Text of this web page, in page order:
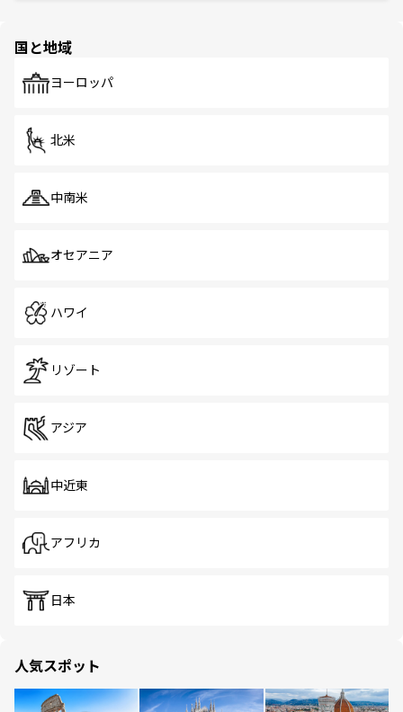
で、ホーカーズは地元の風情を楽しめる外せないスポット
国と地域
ヨーロッパ
北米
中南米
オセアニア
ハワイ
リゾート
アジア
中近東
アフリカ
日本
人気スポット